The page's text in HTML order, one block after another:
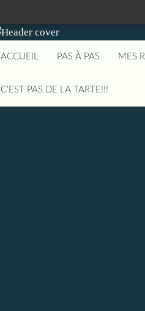
ACCUEIL PAS À PAS MES
C'EST PAS DE LA TARTE!!!